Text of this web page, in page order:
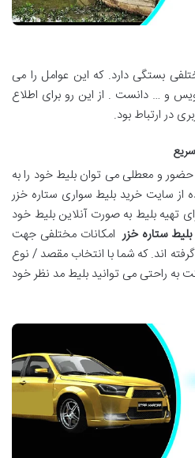
بستگی دارد. که این عوامل را می
و … دانست . از این رو برای اطلاع
در ارتباط بود.
و معطلی می توان بلیط خود را به
از سایت خرید بلیط سواری ستاره خزر
تهیه بلیط به صورت آنلاین بلیط خود
ستاره خزر امکانات مختلفی جهت
گرفته اند. که شما با انتخاب مقصد / نوع
راحتی می توانید بلیط مد نظر خود